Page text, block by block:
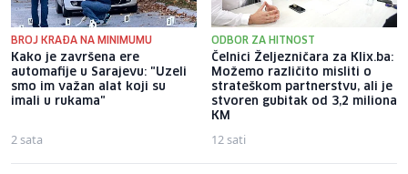
BROJ KRAĐA NA MINIMUMU
Kako je završena ere
automafije u Sarajevu: "Uzeli
smo im važan alat koji su
imali u rukama"
2 sata
ODBOR ZA HITNOST
Čelnici Željezničara za Klix.ba:
Možemo različito misliti o
strateškom partnerstvu, ali je
stvoren gubitak od 3,2 miliona
KM
12 sati